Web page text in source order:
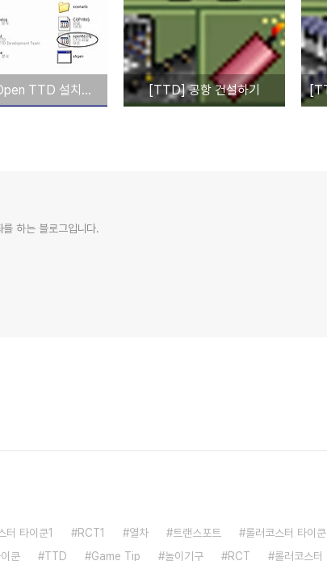
[TTD] Open TTD 설치하기 [TTD] 공항 건설하기
하는 블로그입니다.
터 타이쿤1 RCT1 열차 트랜스포트
롤러코스터 타이쿤
쿤 TTD Game Tip 놀이기구 RCT 롤러코스터